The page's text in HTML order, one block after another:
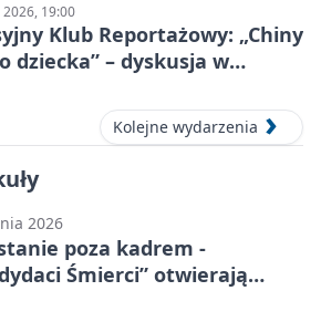
19:00
Klub Reportażowy: „Chiny
dziecka” – dyskusja w
Kolejne wydarzenia
2026
poza kadrem -
Śmierci” otwierają